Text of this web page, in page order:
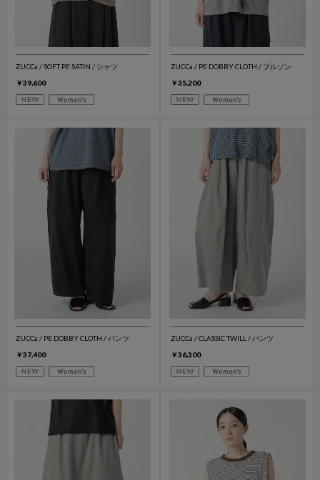
ZUCCa / SOFT PE SATIN / シャツ
￥39,600
ZUCCa / PE DOBBY CLOTH / ブルゾン
￥35,200
ZUCCa / PE DOBBY CLOTH / パンツ
￥37,400
ZUCCa / CLASSIC TWILL / パンツ
￥36,300